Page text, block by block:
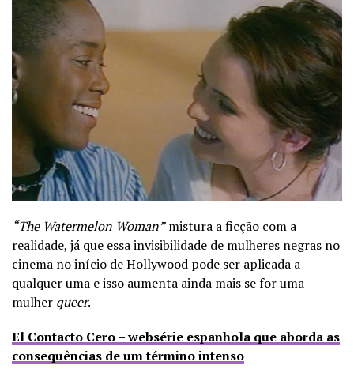
“The Watermelon Woman”mistura a ficção com a
realidade, já que essa invisibilidade de mulheres negras no
cinema no início de Hollywood pode ser aplicada a
qualquer uma e isso aumenta ainda mais se for uma
mulher queer.
El Contacto Cero – websérie espanhola que aborda as
consequências de um término intenso